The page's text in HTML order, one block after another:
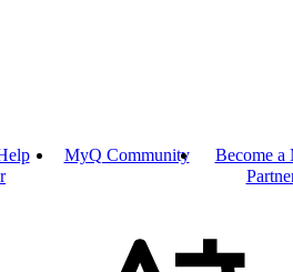
MyQ Community
Become a